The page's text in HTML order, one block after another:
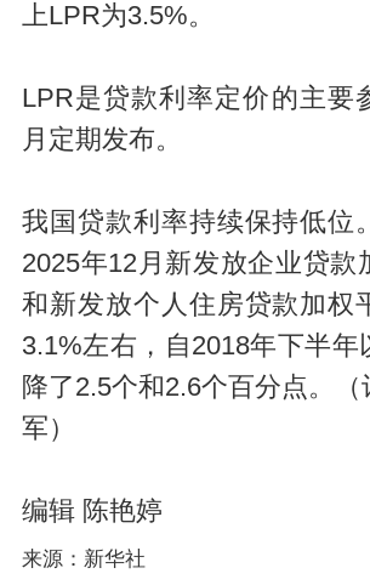
上LPR为3.5%。
LPR是贷款利率定价的主要
月定期发布。
我国贷款利率持续保持低位
2025年12月新发放企业贷款
和新发放个人住房贷款加权
3.1%左右，自2018年下半年
降了2.5个和2.6个百分点。
军）
编辑 陈艳婷
来源：新华社